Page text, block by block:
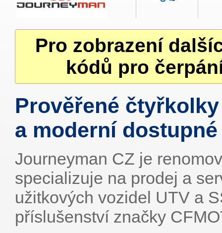
Pro zobrazení
kódů pro
Prověřené čtyřkolky
a moderní
Journeyman CZ je
specializuje na prodej a
užitkových vozidel UTV a
příslušenství značky